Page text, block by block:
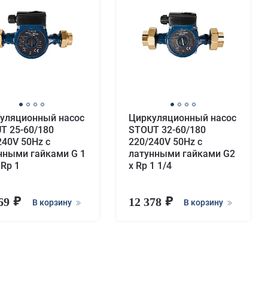
насос
25-60/180
50Hz с
гайками G 1
1
В корзину
Циркуляционный насос
STOUT 32-60/180
220/240V 50Hz с
латунными гайками G2
x Rp 1 1/4
12 378 В корзину